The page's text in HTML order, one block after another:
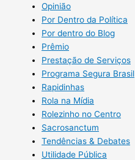
Opinião
Por Dentro da Política
Por dentro do Blog
Prêmio
Prestação de Serviços
Programa Segura Brasil
Rapidinhas
Rola na Mídia
Rolezinho no Centro
Sacrosanctum
Tendências & Debates
Utilidade Pública